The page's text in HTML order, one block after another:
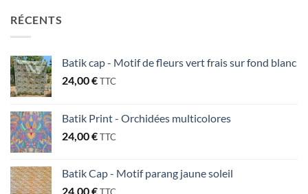
RÉCENTS
Batik cap - Motif de fleurs vert frais sur fond blanc
24,00€TTC
Batik Print - Orchidées multicolores
24,00€TTC
Batik Cap - Motif parang jaune soleil
24,00€